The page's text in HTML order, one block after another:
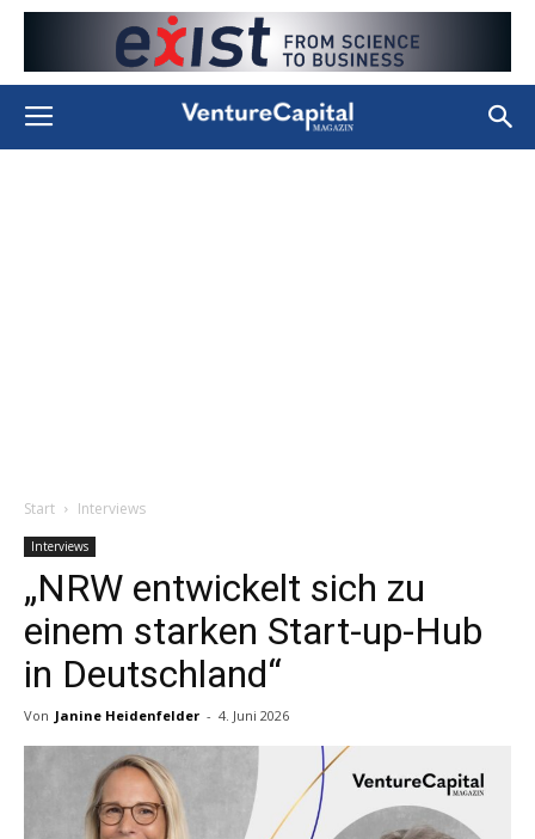
Start Interviews
Interviews
„NRW entwickelt sich zu
einem starken Start-up-Hub
in Deutschland“
Von Janine Heidenfelder - 4. Juni 2026